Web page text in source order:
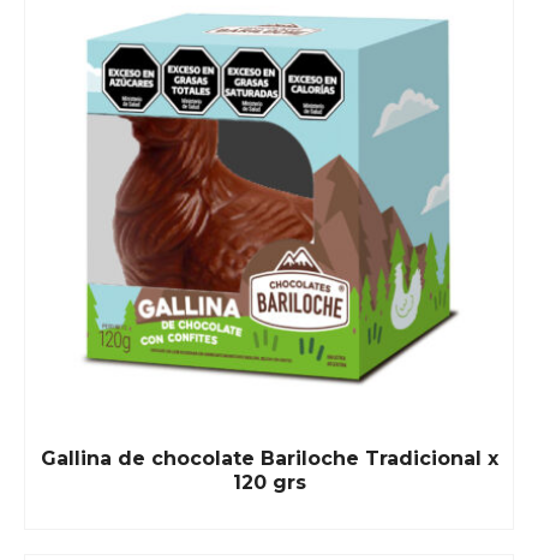
Gallina de chocolate Bariloche Tradicional x
120 grs